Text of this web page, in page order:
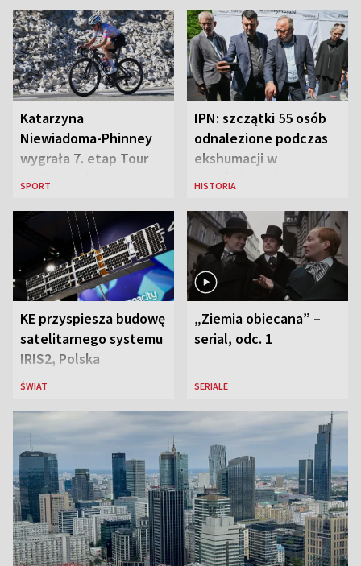
Katarzyna
Niewiadoma-Phinney
wygrała 7. etap Tour
de France i została
SPORT
IPN: szczątki 55 osób
odnalezione podczas
ekshumacji w
Ostrówkach i Woli
HISTORIA
KE przyspiesza budowę
satelitarnego systemu
IRIS2, Polska
przeznaczy 656 mln
ŚWIAT
„Ziemia obiecana” –
serial, odc. 1
SERIALE